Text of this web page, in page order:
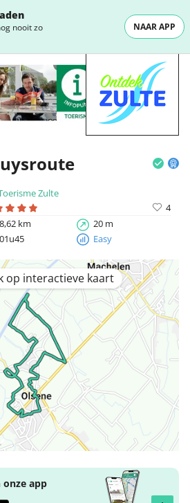
nooit zo
NAAR APP
Zulte
4
8,62 km
20 m
01u45
Easy
op interactieve kaart
app